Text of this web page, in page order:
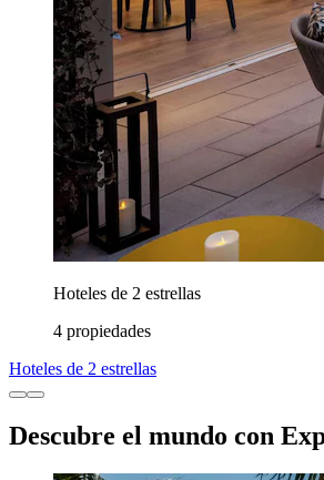
Hoteles de 2 estrellas
4 propiedades
Hoteles de 2 estrellas
Descubre el mundo con